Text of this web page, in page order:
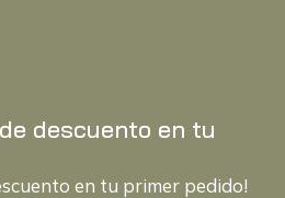
descuento en tu
en tu primer pedido!